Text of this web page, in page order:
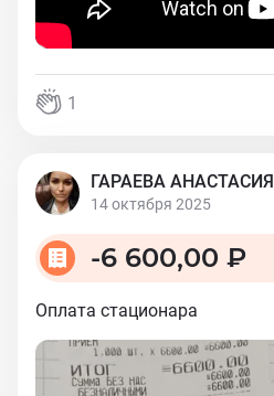
1
ГАРАЕВА АНАСТАСИЯ
14 октября 2025
-6 600,00 ₽
Оплата стационара